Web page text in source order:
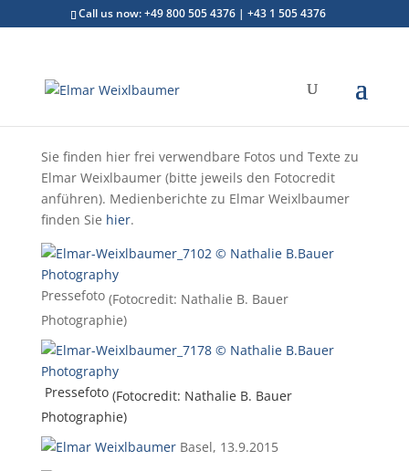
Call us now: +49 800 505 4376 | +43 1 505 4376
Sie finden hier frei verwendbare Fotos und Texte zu
Elmar Weixlbaumer (bitte jeweils den Fotocredit
anführen). Medienberichte zu Elmar Weixlbaumer
finden Sie hier.
Pressefoto (Fotocredit: Nathalie B. Bauer
Photographie)
Pressefoto (Fotocredit: Nathalie B. Bauer
Photographie)
Basel, 13.9.2015